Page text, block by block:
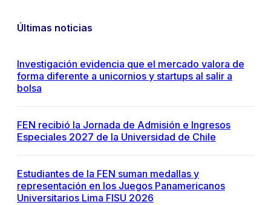
Últimas noticias
Investigación evidencia que el mercado valora de
forma diferente a unicornios y startups al salir a
bolsa
FEN recibió la Jornada de Admisión e Ingresos
Especiales 2027 de la Universidad de Chile
Estudiantes de la FEN suman medallas y
representación en los Juegos Panamericanos
Universitarios Lima FISU 2026